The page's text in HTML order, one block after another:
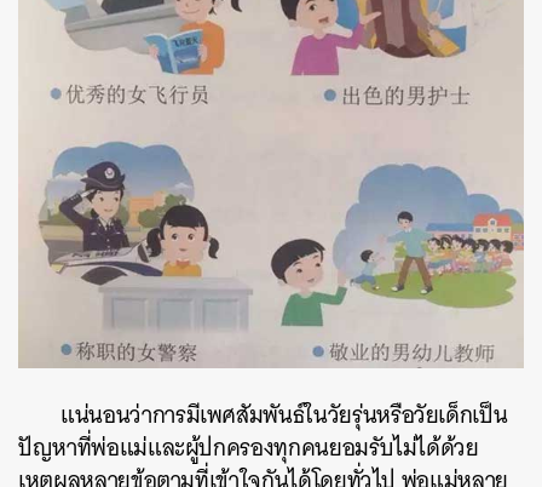
แน่นอนว่าการมีเพศสัมพันธ์ในวัยรุ่นหรือวัยเด็กเป็น
ปัญหาที่พ่อแม่และผู้ปกครองทุกคนยอมรับไม่ได้ด้วย